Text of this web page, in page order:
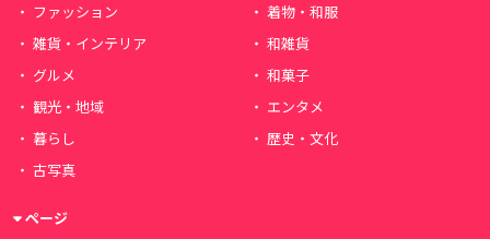
ファッション
着物・和服
雑貨・インテリア
和雑貨
グルメ
和菓子
観光・地域
エンタメ
暮らし
歴史・文化
古写真
ページ